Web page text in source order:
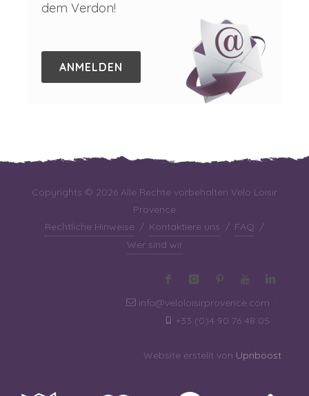
dem Verdon!
ANMELDEN
Copyrights © 2026 Alle Rechte vorbehalten Velo Loisir
Provence
Rechtliche Hinweise / Kontaktiere uns / FAQ /
Wer sind wir
info@veloloisirprovence.com
·
+33 (0)4 90 76 48 05
·
Website erstellt von Upnboost